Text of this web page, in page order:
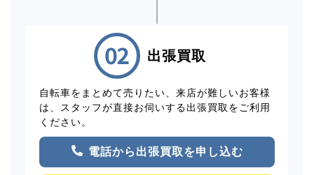
出張買取
自転車をまとめて売りたい、来店が難しいお客様
は、スタッフが直接お伺いする出張買取をご利用
ください。
電話から出張買取を申し込む